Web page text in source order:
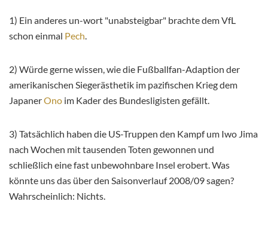
1) Ein anderes un-wort "unabsteigbar" brachte dem VfL
schon einmal Pech.
2) Würde gerne wissen, wie die Fußballfan-Adaption der
amerikanischen Siegerästhetik im pazifischen Krieg dem
JapanerOno im Kader des Bundesligisten gefällt.
3) Tatsächlich haben die US-Truppen den Kampf um Iwo Jima
nach Wochen mit tausenden Toten gewonnen und
schließlich eine fast unbewohnbare Insel erobert. Was
könnte uns das über den Saisonverlauf 2008/09 sagen?
Wahrscheinlich: Nichts.